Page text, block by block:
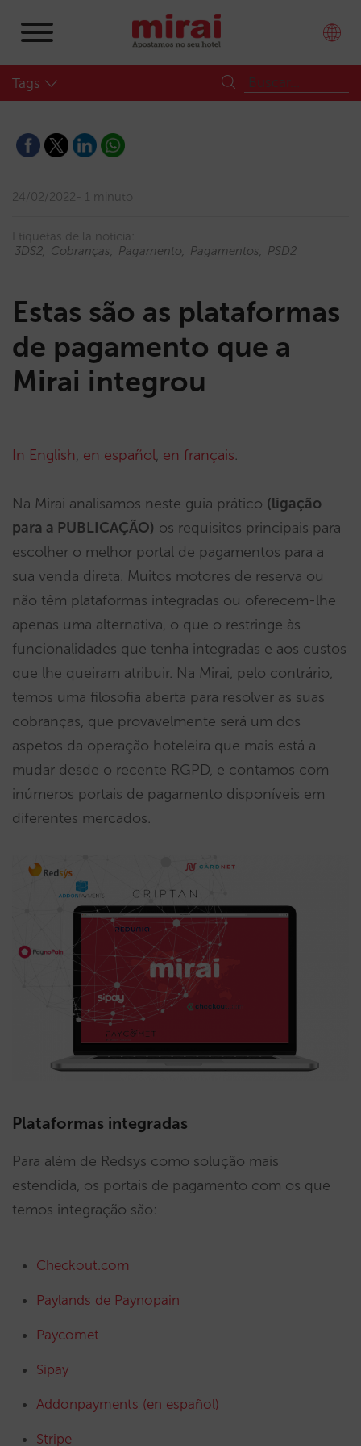
Tags
24/02/2022 1 minuto
Etiquetas de la noticia:
3DS2
Cobranças Pagamento Pagamentos PSD2
Estas são as plataformas
de pagamento que a
Mirai integrou
In English, en español, en français.
Na Mirai analisamos neste guia prático (ligação
para a PUBLICAÇÃO) os requisitos principais para
escolher o melhor portal de pagamentos para a
sua venda direta. Muitos motores de reserva ou
não têm plataformas integradas ou oferecem-lhe
apenas uma alternativa, o que o restringe às
funcionalidades que tenha integradas e aos custos
que lhe queiram atribuir. Na Mirai, pelo contrário,
temos uma filosofia aberta para resolver as suas
cobranças, que provavelmente será um dos
aspetos da operação hoteleira que mais está a
mudar desde o recente RGPD, e contamos com
inúmeros portais de pagamento disponíveis em
diferentes mercados.
Plataformas integradas
Para além de Redsys como solução mais
estendida, os portais de pagamento com os que
temos integração são:
Checkout.com
Paylands de Paynopain
Paycomet
Sipay
Addonpayments (en español)
Stripe